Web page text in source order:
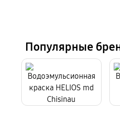
Популярные